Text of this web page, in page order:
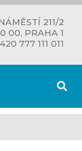
211/2
00, PRAHA 1
777 111 011